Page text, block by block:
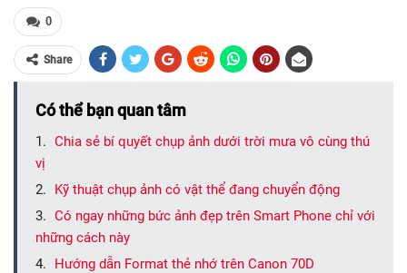
0
Share
Có thể bạn quan tâm
Chia sẻ bí quyết chụp ảnh dưới trời mưa vô cùng thú
vị
Kỹ thuật chụp ảnh có vật thể đang chuyển động
Có ngay những bức ảnh đẹp trên Smart Phone chỉ với
những cách này
Hướng dẫn Format thẻ nhớ trên Canon 70D